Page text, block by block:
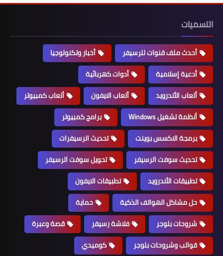
التسميات
أحدث ملف قنوات للرسيفر
أخبار وتكنولوجيا
أدعية إسلامية
أدوات كهربائية
ألعاب الأندرويد
ألعاب الايفون
ألعاب كمبيوتر
أنظمة تشغيل Windows
برامج كمبيوتر
برمجة الاكسس بوينت
تحديث الرسيفرات
تحديث سوفت الرسيفر
تحويل سوفت الرسيفر
تطبيقات الأندرويد
تطبيقات الايفون
حل مشاكل الهواتف الذكية
حماية
شروحات بلوجر
فلاشة رسيفر
قصة وعبرة
قوالب وشروحات بلوجر
كوميدي